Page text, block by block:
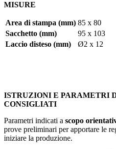
MISURE
Area di stampa (mm) 85 x 80
Sacchetto (mm)
95 x 103
Laccio disteso (mm)
Ø2 x 12
ISTRUZIONI E PARAMETRI
CONSIGLIATI
Parametri indicati a scopo
prove preliminari per apportare le
iniziare la produzione.